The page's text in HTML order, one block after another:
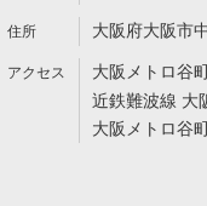
大阪府大阪市
大阪メトロ谷
近鉄難波線 大
大阪メトロ谷